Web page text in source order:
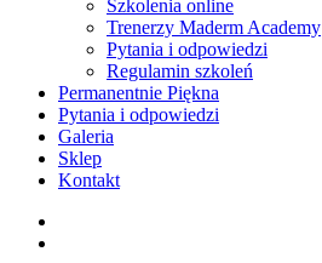
Szkolenia online
Trenerzy Maderm Academy
Pytania i odpowiedzi
Regulamin szkoleń
Permanentnie Piękna
Pytania i odpowiedzi
Galeria
Sklep
Kontakt